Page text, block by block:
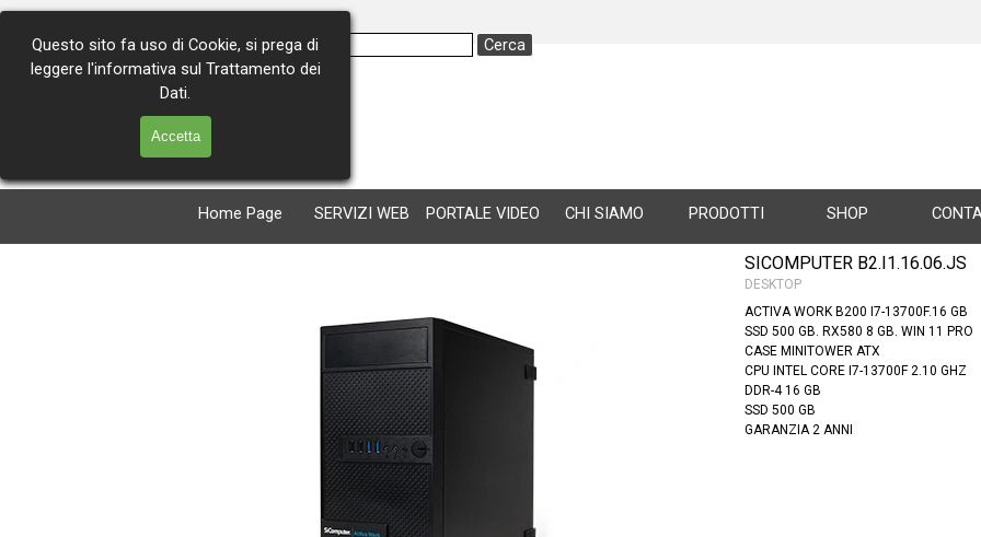
Questo sito fa uso di Cookie, si prega di
leggere l'informativa sul Trattamento dei
Dati.
Accetta
Vai ai contenuti
Cerca
Via Consolare Antica 227
98071 Capo d'Orlando (ME)
Tel. 0941 - 902259
Cell. 366 - 4974911
Salta menù
Home Page SERVIZI WEB PORTALE VIDEO ▼
CHI SIAMO PRODOTTI ▼
SHOP
SICOMPUTER B2.I1.16.06.JS
DESKTOP
ACTIVA WORK B200 I7-13700F.16 GB
SSD 500 GB. RX580 8 GB. WIN 11 PRO
CASE MINITOWER ATX
CPU INTEL CORE I7-13700F 2.10 GHZ
DDR-4 16 GB
SSD 500 GB
GARANZIA 2 ANNI